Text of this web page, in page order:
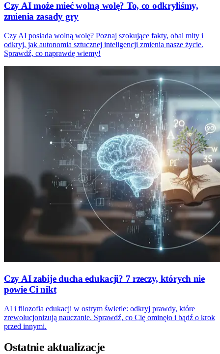
Czy AI może mieć wolną wolę? To, co odkryliśmy,
zmienia zasady gry
Czy AI posiada wolną wolę? Poznaj szokujące fakty, obal mity i
odkryj, jak autonomia sztucznej inteligencji zmienia nasze życie.
Sprawdź, co naprawdę wiemy!
Czy AI zabije ducha edukacji? 7 rzeczy, których nie
powie Ci nikt
AI i filozofia edukacji w ostrym świetle: odkryj prawdy, które
zrewolucjonizują nauczanie. Sprawdź, co Cię ominęło i bądź o krok
przed innymi.
Ostatnie aktualizacje